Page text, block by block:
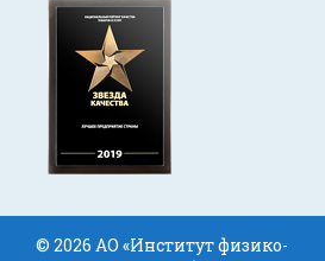
© 2026 АО «Институт физико-